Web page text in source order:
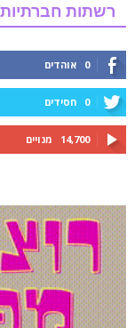
רשתות חברתיות
0 אוהדים
0 חסידים
14,700 מנויים